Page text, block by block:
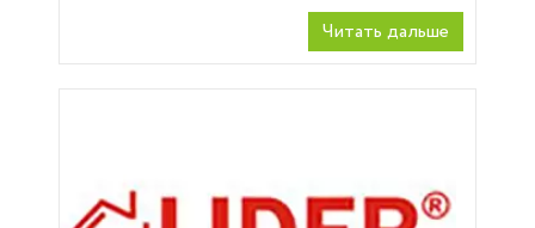
Читать дальше